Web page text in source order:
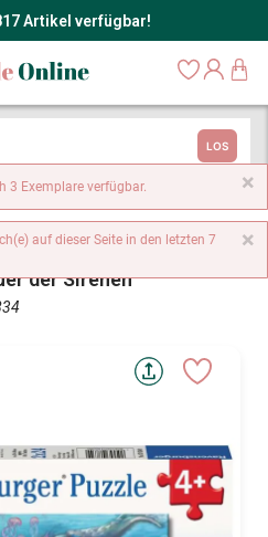
Artikel verfügbar!
LOS
der Sirenen
×
3 Exemplare verfügbar.
×
auf dieser Seite in den letzten 7